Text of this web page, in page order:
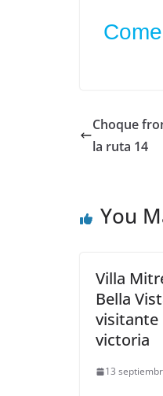
Choque
la ruta 14
You
Villa
Bella
visitante
victoria
13